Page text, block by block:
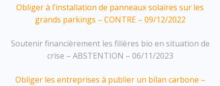
Obliger à l’installation de panneaux solaires sur les
grands parkings – CONTRE – 09/12/2022
Soutenir financièrement les filières bio en situation de
crise – ABSTENTION – 06/11/2023
Obliger les entreprises à publier un bilan carbone –